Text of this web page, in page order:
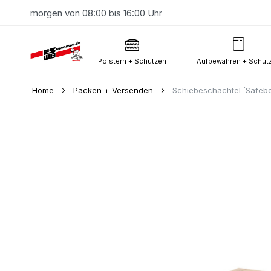
morgen von 08:00 bis 16:00 Uhr
Polstern + Schützen Aufbewahren +
Home Packen + Versenden Schiebeschachtel